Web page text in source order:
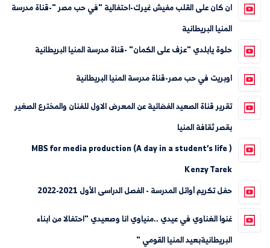
ان كان على القلب مفيش غيرك-احتفالية "في حب مصر "-قناة مدرسة
المنيا البريطانية
حلوة يابلدي "عزف على الكمان" -قناة مدرسة المنيا البريطانية
اوبريت في حب مصر-قناة مدرسة المنيا البريطانية
تقرير قناة الصعيد الفضائية عن المعرض الاول للفنان والمخترع الصغير
بقصر ثقافة المنيا
MBS for media production (A day in a student’s life )
Kenzy Tarek
حفل تكريم أوائل المدرسة - الفصل الدراسى الأول 2021-2022
غنوا الغناوي في عيدي ..منياوي انا وصعيدي "احتفالا من ابناء
البريطانيةبعيد المنيا القومي "